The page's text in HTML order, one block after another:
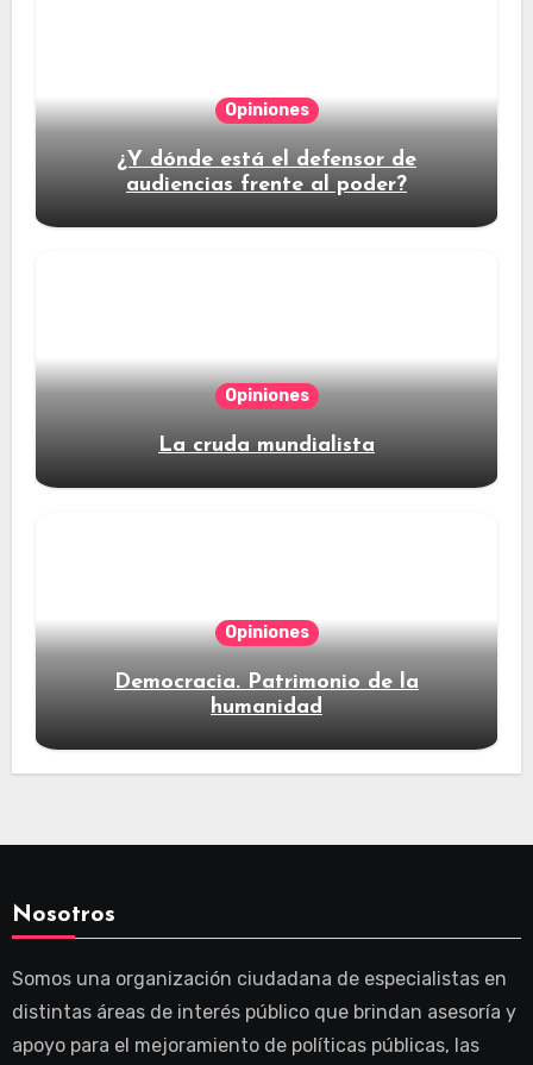
Opiniones
¿Y dónde está el defensor de
audiencias frente al poder?
Opiniones
La cruda mundialista
Opiniones
Democracia. Patrimonio de la
humanidad
Nosotros
Somos una organización ciudadana de especialistas en
distintas áreas de interés público que brindan asesoría y
apoyo para el mejoramiento de políticas públicas, las